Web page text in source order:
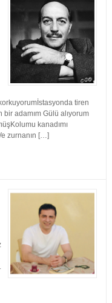
tiren
adamım Gülü alıyorum
kanadımı
zurnanın […]